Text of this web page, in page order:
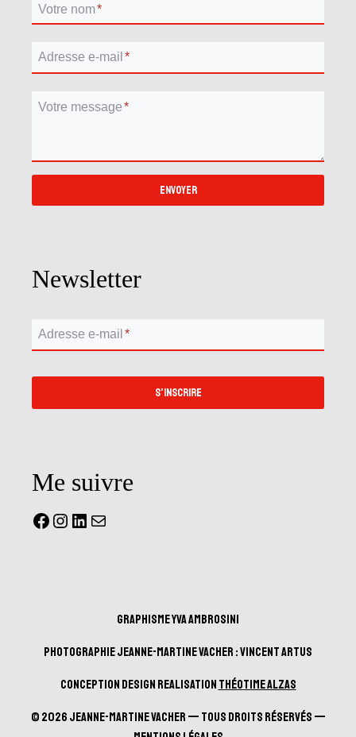
Votre nom*
Adresse e-mail *
Votre message*
ENVOYER
Newsletter
Adresse e-mail *
S'INSCRIRE
Me suivre
Facebook
Instagram
LinkedIn
Mail
Graphisme Yva Ambrosini
Photographie Jeanne-Martine Vacher : Vincent Artus
Conception design realisation Théotime Alzas
© 2026 Jeanne-Martine Vacher — Tous droits réservés —